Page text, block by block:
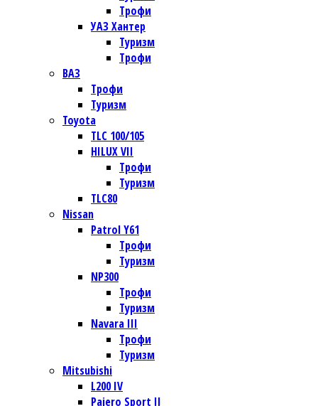
Трофи
УАЗ Хантер
Туризм
Трофи
ВАЗ
Трофи
Туризм
Toyota
TLC 100/105
HILUX VII
Трофи
Туризм
TLC80
Nissan
Patrol Y61
Трофи
Туризм
NP300
Трофи
Туризм
Navara III
Трофи
Туризм
Mitsubishi
L200 IV
Pajero Sport II